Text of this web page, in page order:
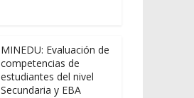
MINEDU: Evaluación de
competencias de
estudiantes del nivel
Secundaria y EBA